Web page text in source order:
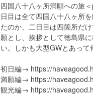
四国八十八ヶ所満願への旅
日目は全て四国八十八ヶ所
たのか、二日目は四箇所だ
願とし、挨拶として徳島県
い。しかも大型GWとあって
初日編→ https://
満願編→ https://
観光編→ https://